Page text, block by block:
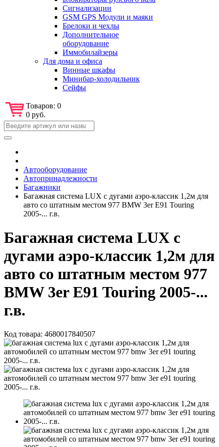
Сигнализации
GSM GPS Модули и маяки
Брелоки и чехлы
Дополнительное
оборудование
Иммобилайзеры
Для дома и офиса
Винные шкафы
Минибар-холодильник
Сейфы
Товаров: 0
0 руб.
Автооборудование
Автопринадлежности
Багажники
Багажная система LUX с дугами аэро-классик 1,2м для
авто со штатным местом 977 BMW 3er E91 Touring
2005-... г.в.
Багажная система LUX с
дугами аэро-классик 1,2м для
авто со штатным местом 977
BMW 3er E91 Touring 2005-...
г.в.
Код товара: 4680017840507